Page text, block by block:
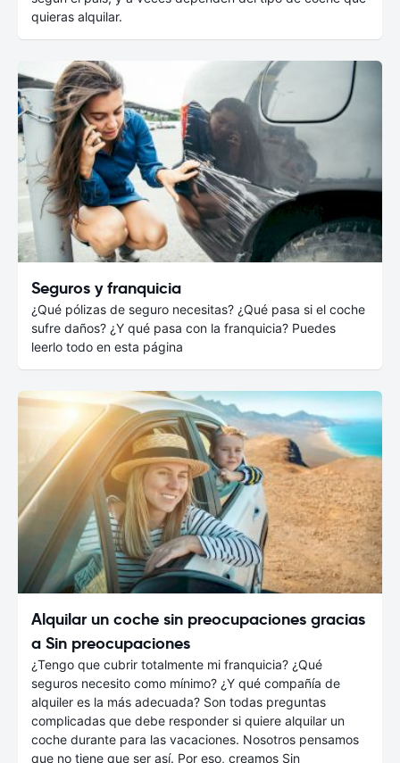
quieras alquilar.
Seguros y franquicia
¿Qué pólizas de seguro necesitas? ¿Qué pasa si el coche
sufre daños? ¿Y qué pasa con la franquicia? Puedes
leerlo todo en esta página
Alquilar un coche sin preocupaciones gracias
a Sin preocupaciones
¿Tengo que cubrir totalmente mi franquicia? ¿Qué
seguros necesito como mínimo? ¿Y qué compañía de
alquiler es la más adecuada? Son todas preguntas
complicadas que debe responder si quiere alquilar un
coche durante para las vacaciones. Nosotros pensamos
que no tiene que ser así. Por eso, creamos Sin